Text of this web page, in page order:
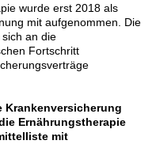
wurde erst 2018 als
mit aufgenommen. Die
an die
Fortschritt
Krankenversicherung
Ernährungstherapie
mit